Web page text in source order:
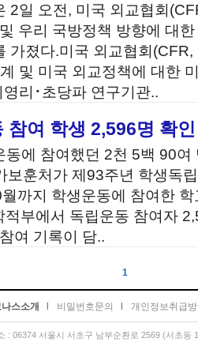
2일 오전, 미국 외교협회
우리 국방정책 방향에 대
가졌다.미국 외교협회
및 미국 외교정책에 대한
리･초당파 연구기관..
참여 학생 2,596명 확인
에 참여했던 2천 5백 90여
보훈처가 제93주년 학생독
까지 학생운동에 참여한
적부에서 독립운동 참여자
여 기록이 담..
1
나스소개 비밀번호문의 개인정보취급
: 06374 서울시 서초구 남부순환로 2569 (서초